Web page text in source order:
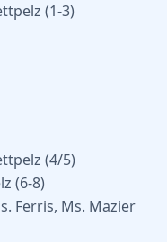
(1-3)
(4/5)
(6-8)
Ferris, Ms. Mazier